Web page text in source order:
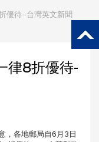
優待--台灣英文新聞
律8折優待-
，各地郵局自6月3日